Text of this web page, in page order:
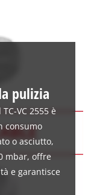
pulizia
VC 2555 è
consumo
o asciutto,
mbar, offre
e garantisce